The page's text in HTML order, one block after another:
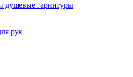
душевые гарнитуры
рук